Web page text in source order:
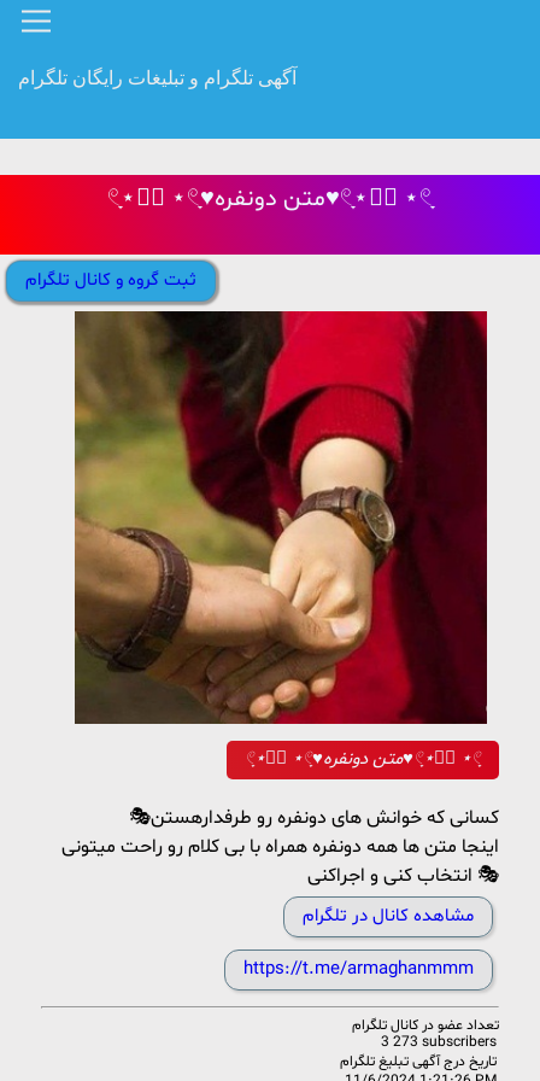
آگهی تلگرام و تبلیغات رایگان تلگرام
𓏲ָ⋆☾︎⃝ ⋆𓏲ָ♥متن دونفره♥𓏲ָ⋆☾︎⃝ ⋆𓏲ָ
ثبت گروه و کانال تلگرام
𓏲ָ⋆☾︎⃝ ⋆𓏲ָ♥متن دونفره♥𓏲ָ⋆☾︎⃝ ⋆𓏲ָ
🎭کسانی که خوانش های دونفره رو طرفدارهستن
اینجا متن ها همه دونفره همراه با بی کلام رو راحت میتونی
انتخاب کنی و اجراکنی 🎭
مشاهده کانال در تلگرام
https://t.me/armaghanmmm
تعداد عضو در کانال تلگرام
3 273 subscribers
تاریخ درج آگهی تبلیغ تلگرام